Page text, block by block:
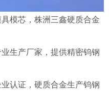
模芯，株洲三鑫硬质合金
生产厂家，提供精密钨钢
认证，硬质合金生产钨钢